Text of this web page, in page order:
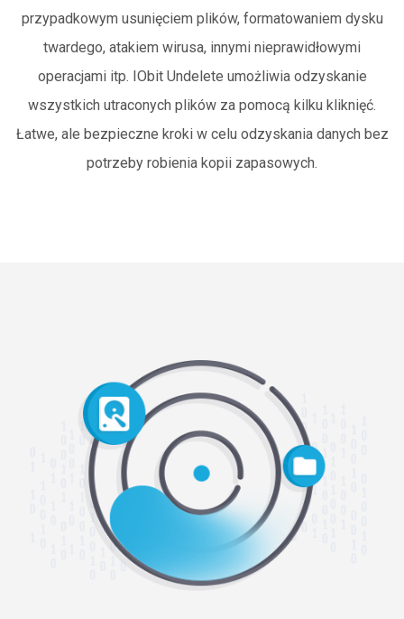
przypadkowym usunięciem plików, formatowaniem dysku
twardego, atakiem wirusa, innymi nieprawidłowymi
operacjami itp. IObit Undelete umożliwia odzyskanie
wszystkich utraconych plików za pomocą kilku kliknięć.
Łatwe, ale bezpieczne kroki w celu odzyskania danych bez
potrzeby robienia kopii zapasowych.